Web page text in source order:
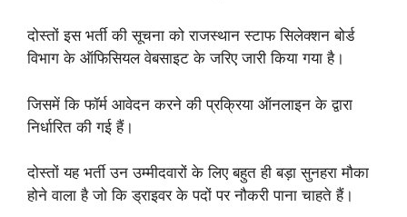
दोस्तों इस भर्ती की सूचना को राजस्थान स्टाफ सिलेक्शन बोर्ड
विभाग के ऑफिसियल वेबसाइट के जरिए जारी किया गया है।
जिसमें कि फॉर्म आवेदन करने की प्रक्रिया ऑनलाइन के द्वारा
निर्धारित की गई हैं।
दोस्तों यह भर्ती उन उम्मीदवारों के लिए बहुत ही बड़ा सुनहरा मौका
होने वाला है जो कि ड्राइवर के पदों पर नौकरी पाना चाहते हैं।